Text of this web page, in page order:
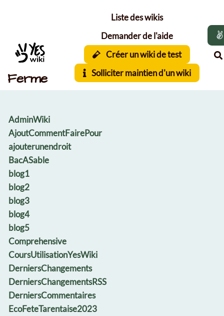
Ferme
Liste des wikis
Demander de l'aide
Créer un wiki de test
Solliciter maintien d'un wiki
AdminWiki
AjoutCommentFairePour
ajouterunendroit
BacASable
blog1
blog2
blog3
blog4
blog5
Comprehensive
CoursUtilisationYesWiki
DerniersChangements
DerniersChangementsRSS
DerniersCommentaires
EcoFeteTarentaise2023